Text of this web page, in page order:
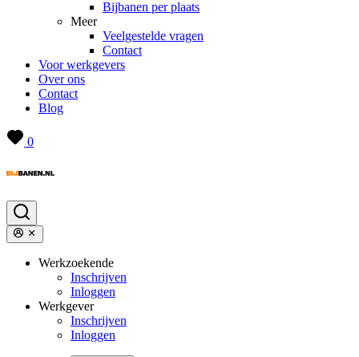
Bijbanen per plaats
Meer
Veelgestelde vragen
Contact
Voor werkgevers
Over ons
Contact
Blog
0
Werkzoekende
Inschrijven
Inloggen
Werkgever
Inschrijven
Inloggen